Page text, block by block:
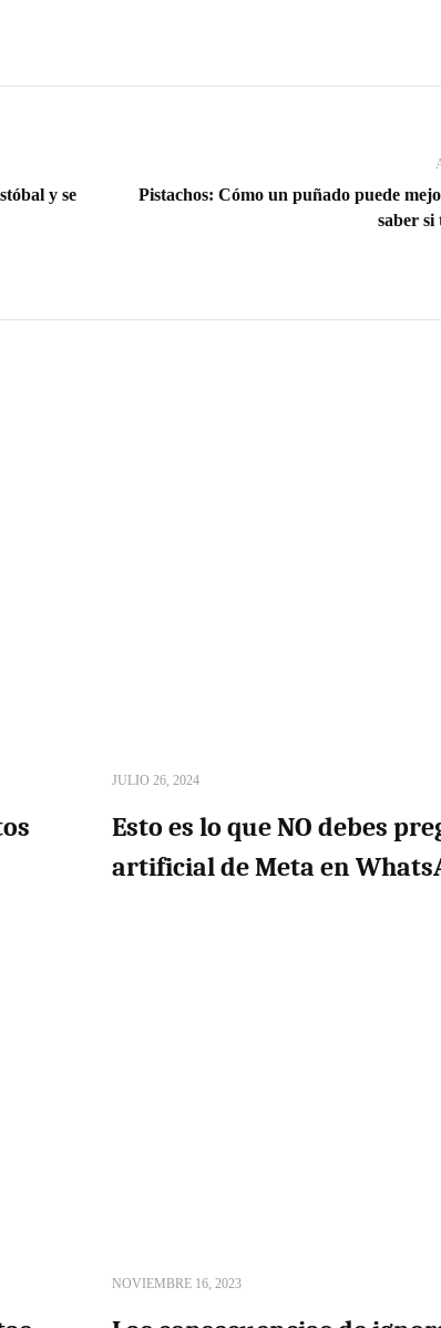
y se
Pistachos: Cómo un puñado puede
saber si
JULIO 26, 2024
Esto es lo que NO debes
artificial de Meta en
NOVIEMBRE 16, 2023